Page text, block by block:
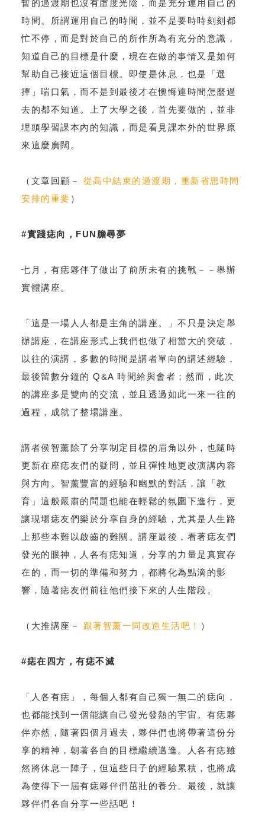
暫的過渡期也沒有虛度光陰，而是充分運用自己的
時間。所謂運用自己的時間，並不是要時時刻刻都
忙不停，而是對於自己的所作所為有充分的意識，
知道自己的目標是什麼，現在在做的事情又是如何
幫助自己接近這個目標。即使是休息，也是「選
擇」喘口氣，而不是到最後才在懊悔連時間怎麼過
去的都不知道。上了大學之後，首先要做的，並非
埋頭學習課本內的知識，而是看見課本外的世界原
來這麼廣闊。
（文章回顧－
從高中結束的過渡期，重新省思時間
安排的重要 ）
#實踐痣向，FUN膽尋夢
七月，有痣夥伴了做出了前所未有的挑戰－－舉辦
實體講座。
「這是一場人人都是主角的講座。」不只是決定舉
辦講座，在講座形式上我們也做了相當大的突破，
以往的演講，多數的時間是講者單向的講述經驗，
最後留數分鐘的 Q&A 時間給與會者；然而，此次
的講座多是雙向的交流，並且透過如此一來一往的
過程，成就了整場講座。
講者侯智薰除了分享制定目標的眉角以外，也隨時
更新在座痣友們的疑問，並且彈性地更改演講內容
與方向。智薰豐富的經驗和幽默的對話，讓「教
育」這般嚴肅的問題也能在輕鬆的氛圍下進行，更
讓現場痣友們樂於分享自身的經驗，尤其是人生路
上那些本難以啟齒的難關。講座最後，看著痣友們
發光的眼神，人各有痣知道，分享的力量是真實存
在的，而一切的準備和努力，都將化為點滴的影
響，隨著痣友們前往他們接下來的人生階段。
（大推講座－ 跟著智薰一同改造生活吧！ ）
#痣在四方，有痣不滅
「人各有痣」，每個人都有自己獨一無二的痣向，
也都能找到一個能讓自己發光發熱的宇宙。有痣夥
伴亦然，隨著四個月過去，夥伴們也將帶著這份分
享的精神，朝著各自的目標繼續邁進。人各有痣雖
然將休息一陣子，但這些日子的經驗累積，也將成
為使得下一屆有痣夥伴們茁壯的養分。最後，就讓
夥伴們各自分享一些話吧！